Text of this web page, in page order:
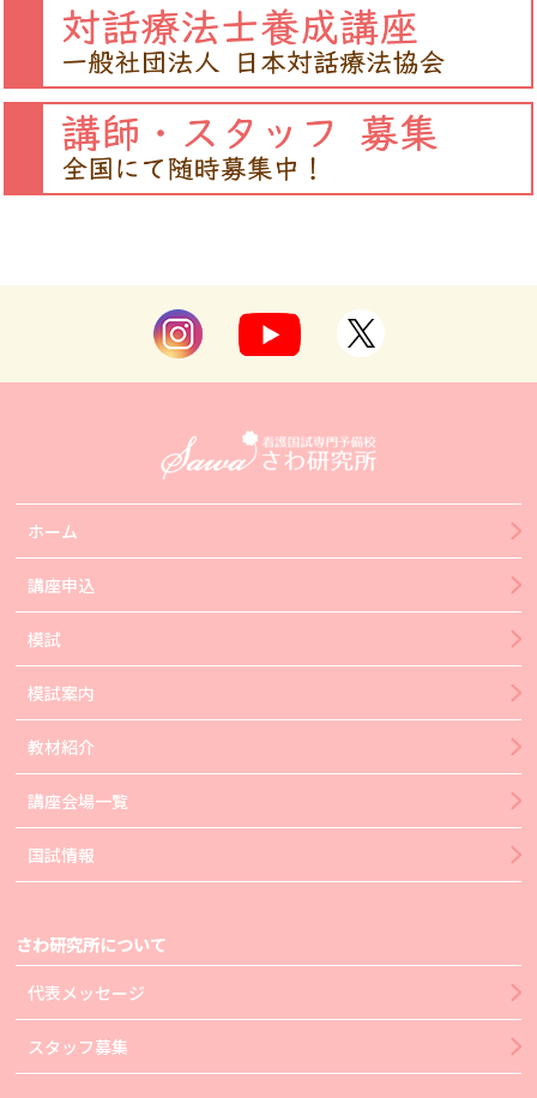
ホーム
講座申込
模試
模試案内
教材紹介
講座会場一覧
国試情報
さわ研究所について
代表メッセージ
スタッフ募集